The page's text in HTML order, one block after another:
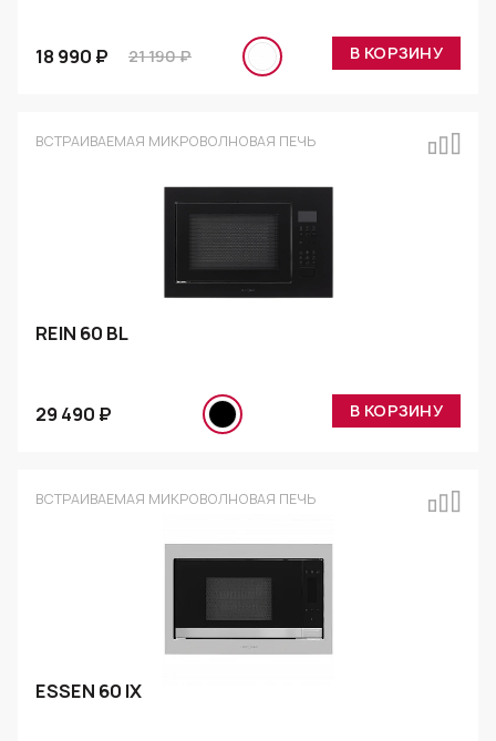
18 990 ₽ 21 190 ₽ В КОРЗИНУ
ВСТРАИВАЕМАЯ МИКРОВОЛНОВАЯ ПЕЧЬ
REIN 60 BL
29 490 ₽ В КОРЗИНУ
ВСТРАИВАЕМАЯ МИКРОВОЛНОВАЯ ПЕЧЬ
ESSEN 60 IX